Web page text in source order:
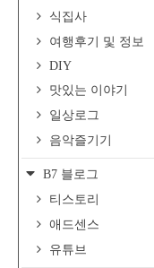
식집사
여행후기 및 정보
DIY
맛있는 이야기
일상로그
음악즐기기
B7 블로그
티스토리
애드센스
유튜브